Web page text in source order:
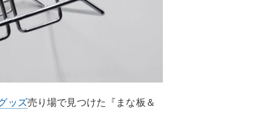
ッズ売り場で見つけた『まな板＆